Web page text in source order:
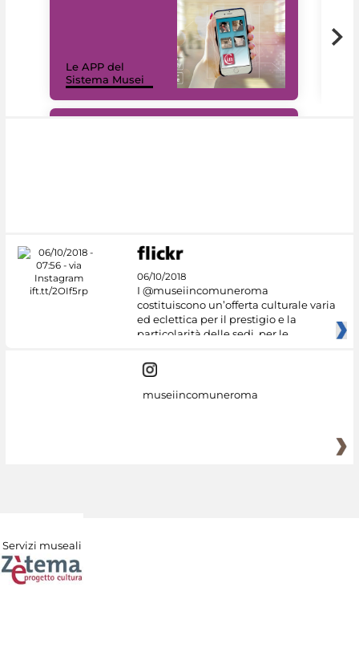
Le APP del
Sistema Musei
06/10/2018
I @museiincomuneroma
costituiscono un’offerta culturale varia
ed eclettica per il prestigio e la
particolarità delle sedi, per le
museiincomuneroma
Servizi museali